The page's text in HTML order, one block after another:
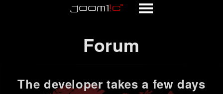
Forum
The developer takes a few days